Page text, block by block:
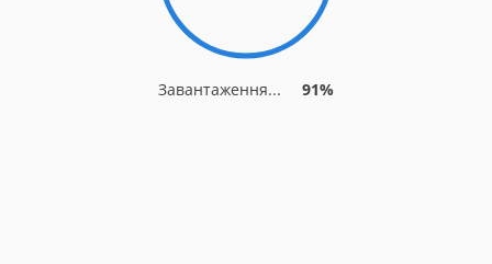
Завантаження... 91%